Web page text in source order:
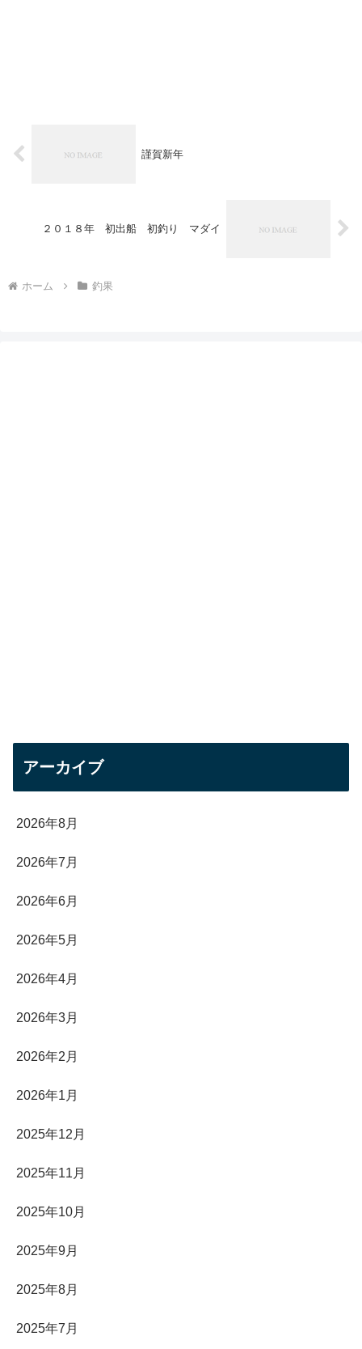
謹賀新年
２０１８年 初出船 初釣り マダイ
ホーム 釣果
アーカイブ
2026年8月
2026年7月
2026年6月
2026年5月
2026年4月
2026年3月
2026年2月
2026年1月
2025年12月
2025年11月
2025年10月
2025年9月
2025年8月
2025年7月